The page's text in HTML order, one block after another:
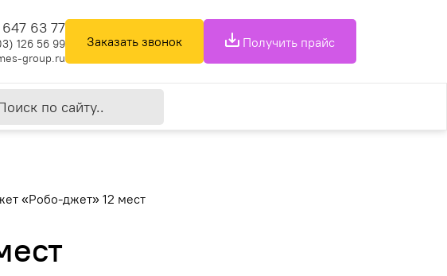
63 77
126 56 99
group.ru
Заказать звонок Получить прайс
«Робо-джет» 12 мест